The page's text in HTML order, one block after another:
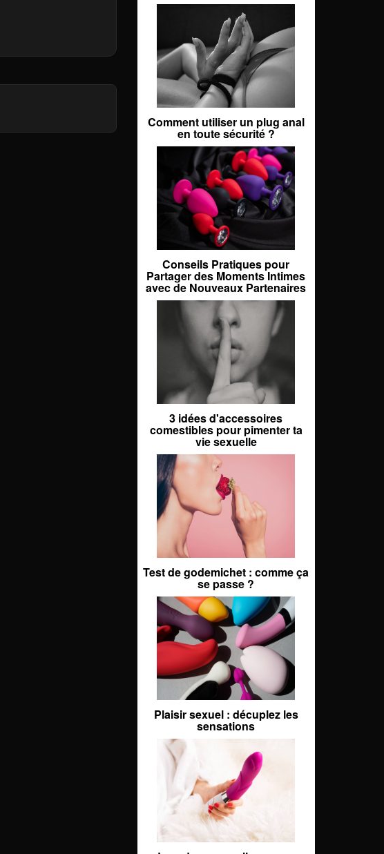
Comment utiliser un plug anal
en toute sécurité ?
Conseils Pratiques pour
Partager des Moments Intimes
avec de Nouveaux Partenaires
3 idées d'accessoires
comestibles pour pimenter ta
vie sexuelle
Test de godemichet : comme ça
se passe ?
Plaisir sexuel : décuplez les
sensations